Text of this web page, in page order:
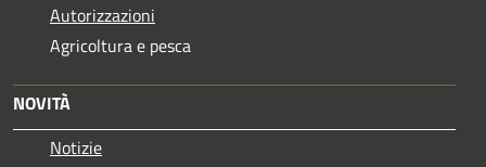
Autorizzazioni
Agricoltura e pesca
NOVITÀ
Notizie